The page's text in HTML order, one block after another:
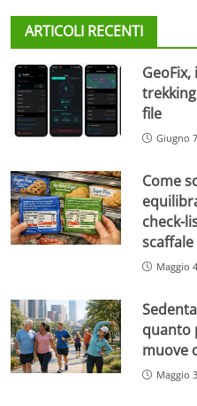
ARTICOLI RECENTI
file
Giugno
Come
check-
scaffale
Maggio
quanto
muove
Maggio